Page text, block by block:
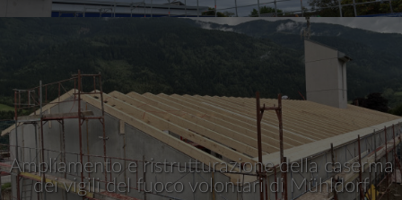
Ampliamento e ristrutturazione della caserma
dei vigili del fuoco volontari di Mühldorf